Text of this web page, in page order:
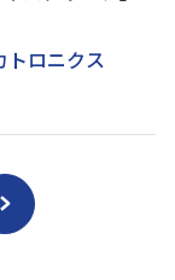
トロニクス